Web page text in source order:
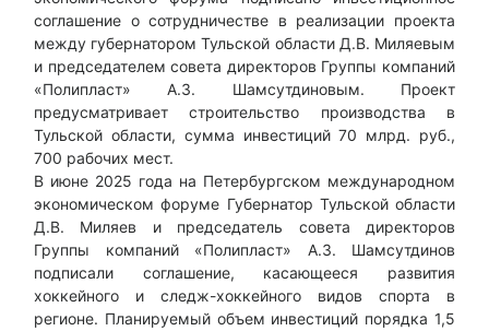
соглашение о сотрудничестве в реализации проекта
между губернатором Тульской области Д.В. Миляевым
и председателем совета директоров Группы компаний
«Полипласт» А.З. Шамсутдиновым. Проект
предусматривает строительство производства в
Тульской области, сумма инвестиций 70 млрд. руб.,
700 рабочих мест.
В июне 2025 года на Петербургском международном
экономическом форуме Губернатор Тульской области
Д.В. Миляев и председатель совета директоров
Группы компаний «Полипласт» А.З. Шамсутдинов
подписали соглашение, касающееся развития
хоккейного и следж-хоккейного видов спорта в
регионе. Планируемый объем инвестиций порядка 1,5